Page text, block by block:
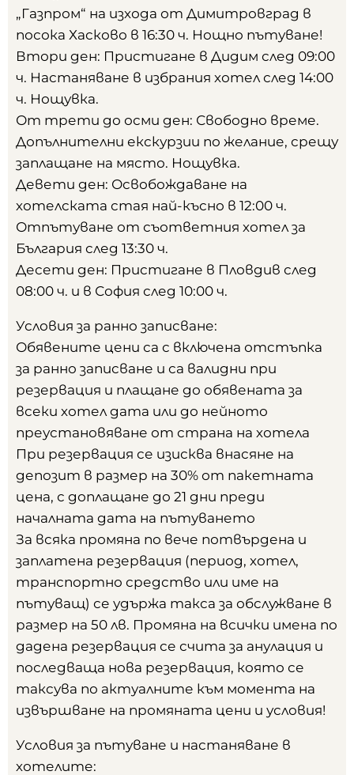
„Газпром“ на изхода от Димитровград в
посока Хасково в 16:30 ч. Нощно пътуване!
Втори ден: Пристигане в Дидим след 09:00
ч. Настаняване в избрания хотел след 14:00
ч. Нощувка.
От трети до осми ден: Свободно време.
Допълнителни екскурзии по желание, срещу
заплащане на място. Нощувка.
Девети ден: Освобождаване на
хотелската стая най-късно в 12:00 ч.
Отпътуване от съответния хотел за
България след 13:30 ч.
Десети ден: Пристигане в Пловдив след
08:00 ч. и в София след 10:00 ч.
Условия за ранно записване:
Обявените цени са с включена отстъпка
за ранно записване и са валидни при
резервация и плащане до обявената за
всеки хотел дата или до нейното
преустановяване от страна на хотела
При резервация се изисква внасяне на
депозит в размер на 30% от пакетната
цена, с доплащане до 21 дни преди
началната дата на пътуването
За всяка промяна по вече потвърдена и
заплатена резервация (период, хотел,
транспортно средство или име на
пътуващ) се удържа такса за обслужване в
размер на 50 лв. Промяна на всички имена по
дадена резервация се счита за анулация и
последваща нова резервация, която се
таксува по актуалните към момента на
извършване на промяната цени и условия!
Условия за пътуване и настаняване в
хотелите: